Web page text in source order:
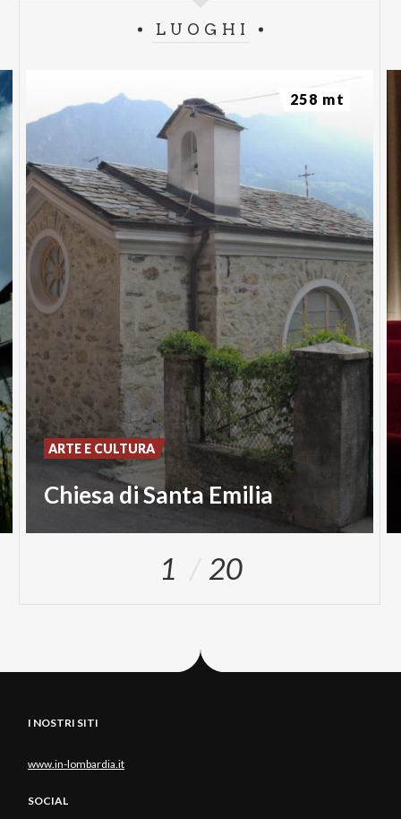
LUOGHI
Chiesa di Santa Emilia
ARTE E CULTURA
258 mt
1 20
I NOSTRI SITI
www.in-lombardia.it
SOCIAL